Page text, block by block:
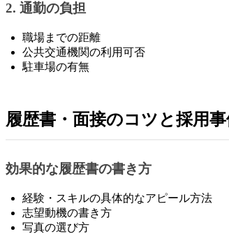
2. 通勤の負担
職場までの距離
公共交通機関の利用可否
駐車場の有無
履歴書・面接のコツと採用事
効果的な履歴書の書き方
経験・スキルの具体的なアピール方法
志望動機の書き方
写真の選び方